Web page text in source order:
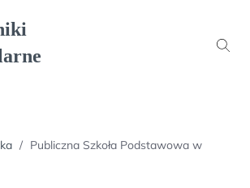
/ Publiczna Szkoła Podstawowa w